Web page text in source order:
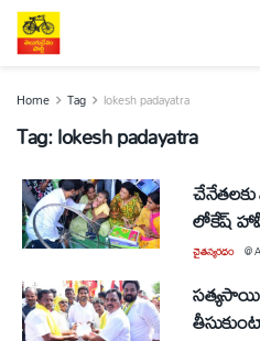
Home Tag lokesh padayatra
Tag:lokesh padayatra
లోకేష్
చైతన్యరధం @
సత్యసాయి